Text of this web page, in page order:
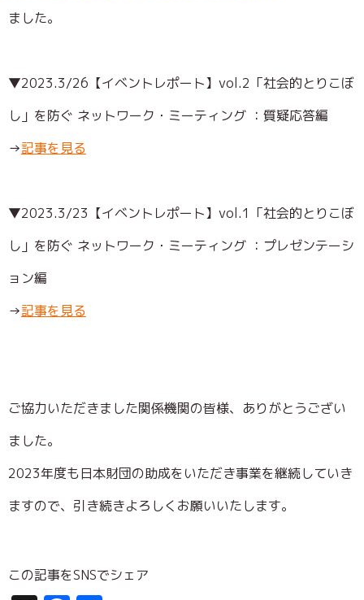
ました。
▼2023.3/26【イベントレポート】vol.2「社会的とりこぼ
し」を防ぐ ネットワーク・ミーティング ：質疑応答編
→記事を見る
▼2023.3/23【イベントレポート】vol.1「社会的とりこぼ
し」を防ぐ ネットワーク・ミーティング ：プレゼンテーシ
ョン編
→記事を見る
ご協力いただきました関係機関の皆様、ありがとうござい
ました。
2023年度も日本財団の助成をいただき事業を継続していき
ますので、引き続きよろしくお願いいたします。
この記事をSNSでシェア